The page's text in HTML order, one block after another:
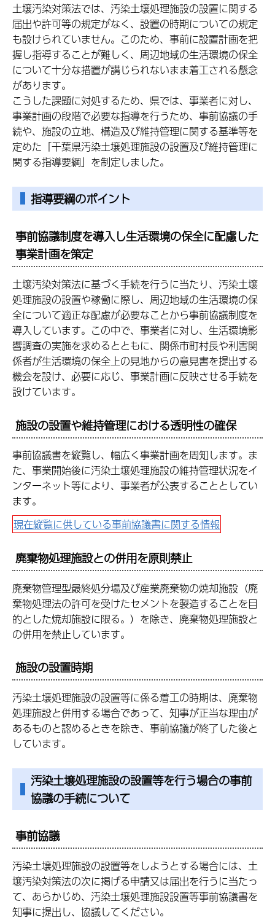
土壌汚染対策法では、汚染土壌処理施設の設置に関する
届出や許可等の規定がなく、設置の時期についての規定
も設けられていません。このため、事前に設置計画を把
握し指導することが難しく、周辺地域の生活環境の保全
について十分な措置が講じられないまま着工される懸念
があります。
こうした課題に対処するため、県では、事業者に対し、
事業計画の段階で必要な指導を行うため、事前協議の手
続や、施設の立地、構造及び維持管理に関する基準等を
定めた「千葉県汚染土壌処理施設の設置及び維持管理に
関する指導要綱」を制定しました。
指導要綱のポイント
事前協議制度を導入し生活環境の保全に配慮した
事業計画を策定
土壌汚染対策法に基づく手続を行うに当たり、汚染土壌
処理施設の設置や稼働に際し、周辺地域の生活環境の保
全について適正な配慮が必要なことから事前協議制度を
導入しています。この中で、事業者に対し、生活環境影
響調査の実施を求めるとともに、関係市町村長や利害関
係者が生活環境の保全上の見地からの意見書を提出する
機会を設け、必要に応じ、事業計画に反映させる手続を
設けています。
施設の設置や維持管理における透明性の確保
事前協議書を縦覧し、幅広く事業計画を周知します。ま
た、事業開始後に汚染土壌処理施設の維持管理状況をイ
ンターネット等により、事業者が公表することとしてい
ます。
現在縦覧に供している事前協議書に関する情報
廃棄物処理施設との併用を原則禁止
廃棄物管理型最終処分場及び産業廃棄物の焼却施設（廃
棄物処理法の許可を受けたセメントを製造することを目
的とした焼却施設に限る。）を除き、廃棄物処理施設と
の併用を禁止しています。
施設の設置時期
汚染土壌処理施設の設置等に係る着工の時期は、廃棄物
処理施設と併用する場合であって、知事が正当な理由が
あるものと認めるときを除き、事前協議が終了した後と
しています。
汚染土壌処理施設の設置等を行う場合の事前
協議の手続について
事前協議
汚染土壌処理施設の設置等をしようとする場合には、土
壌汚染対策法の次に掲げる申請又は届出を行うに当たっ
て、あらかじめ、汚染土壌処理施設設置等事前協議書を
知事に提出し、協議してください。